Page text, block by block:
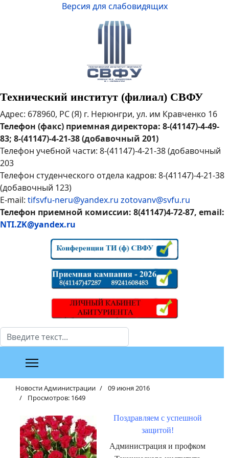
Версия для слабовидящих
Технический институт (филиал) СВФУ
Адрес: 678960, РС (Я) г. Нерюнгри, ул. им Кравченко 16
Телефон (факс) приемная директора: 8-(41147)-4-49-
83; 8-(41147)-4-21-38 (добавочный 201)
Телефон учебной части: 8-(41147)-4-21-38 (добавочный
203
Телефон студенческого отдела кадров: 8-(41147)-4-21-38
(добавочный 123)
E-mail: tifsvfu-neru@yandex.ru zotovanv@svfu.ru
Телефон приемной комиссии: 8(41147)4-72-87, email:
NTI.ZK@yandex.ru
Поиск
Новости Администрации
09 июня 2016
Просмотров: 1649
Поздравляем с успешной
защитой!
Администрация и профком